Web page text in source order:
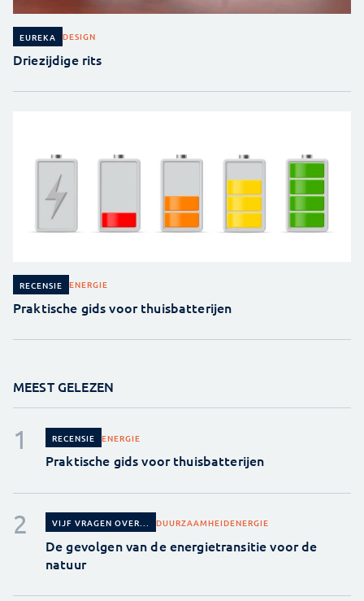
EUREKA DESIGN
Driezijdige rits
RECENSIE ENERGIE
Praktische gids voor thuisbatterijen
MEEST GELEZEN
RECENSIE ENERGIE
Praktische gids voor thuisbatterijen
VIJF VRAGEN OVER... DUURZAAMHEIDENERGIE
De gevolgen van de energietransitie voor de
natuur